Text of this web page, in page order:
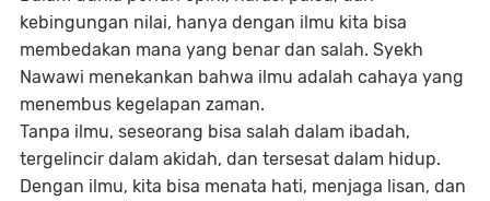
kebingungan nilai, hanya dengan ilmu kita bisa
membedakan mana yang benar dan salah. Syekh
Nawawi menekankan bahwa ilmu adalah cahaya yang
menembus kegelapan zaman.
Tanpa ilmu, seseorang bisa salah dalam ibadah,
tergelincir dalam akidah, dan tersesat dalam hidup.
Dengan ilmu, kita bisa menata hati, menjaga lisan, dan